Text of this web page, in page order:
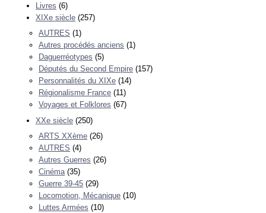
Livres (6)
XIXe siècle (257)
AUTRES (1)
Autres procédés anciens (1)
Daguerréotypes (5)
Députés du Second Empire (157)
Personnalités du XIXe (14)
Régionalisme France (11)
Voyages et Folklores (67)
XXe siècle (250)
ARTS XXème (26)
AUTRES (4)
Autres Guerres (26)
Cinéma (35)
Guerre 39-45 (29)
Locomotion, Mécanique (10)
Luttes Armées (10)